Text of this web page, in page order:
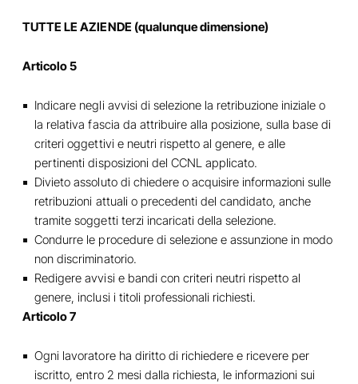
TUTTE LE AZIENDE (qualunque dimensione)
Articolo 5
Indicare negli avvisi di selezione la retribuzione iniziale o
la relativa fascia da attribuire alla posizione, sulla base di
criteri oggettivi e neutri rispetto al genere, e alle
pertinenti disposizioni del CCNL applicato.
Divieto assoluto di chiedere o acquisire informazioni sulle
retribuzioni attuali o precedenti del candidato, anche
tramite soggetti terzi incaricati della selezione.
Condurre le procedure di selezione e assunzione in modo
non discriminatorio.
Redigere avvisi e bandi con criteri neutri rispetto al
genere, inclusi i titoli professionali richiesti.
Articolo 7
Ogni lavoratore ha diritto di richiedere e ricevere per
iscritto, entro 2 mesi dalla richiesta, le informazioni sui